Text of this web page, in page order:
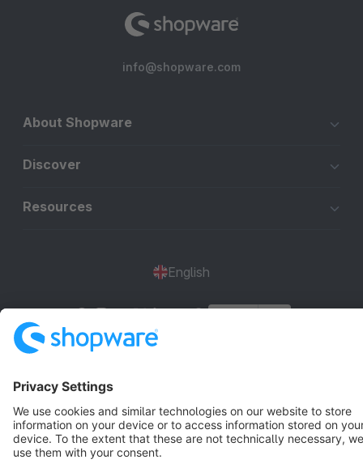
info@shopware.com
About Shopware
Discover
Resources
English
Terms & Conditions
Cookie settings
Copyright © shopware AG - All rights reserved